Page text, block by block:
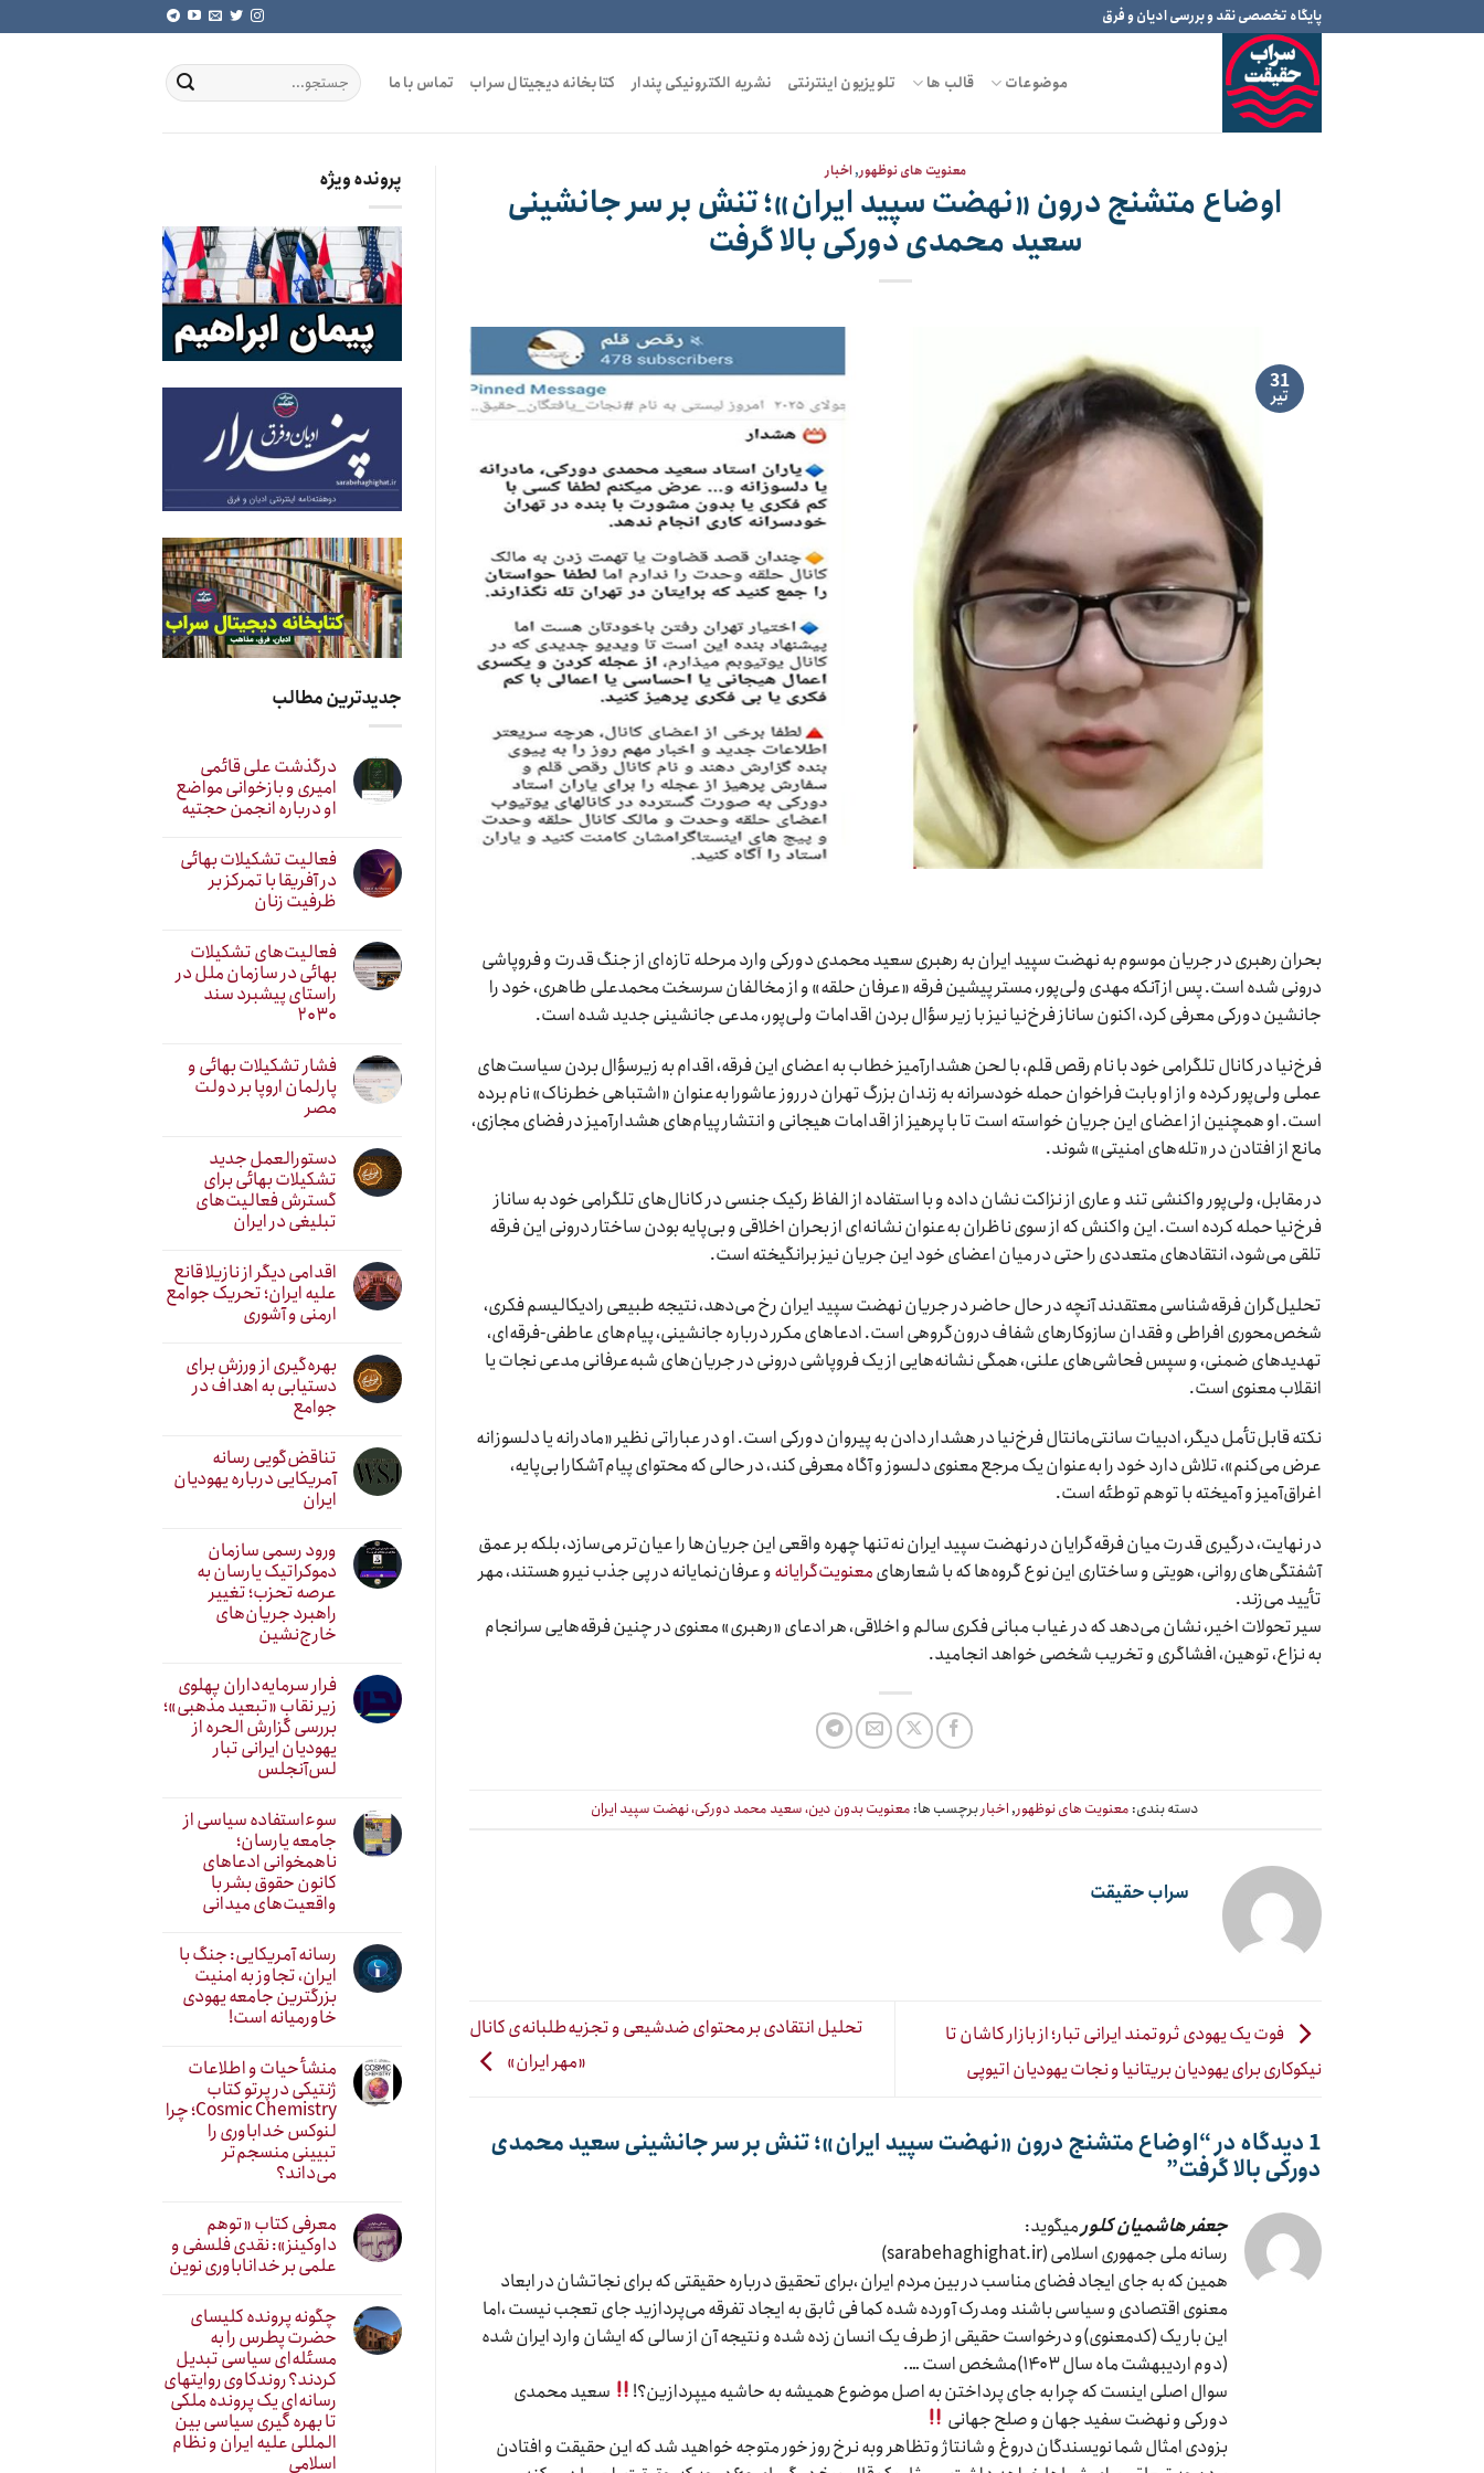
to
پایگاه تخصصی نقد و بررسی ادیان و فرق
موضوعات قالب ها تلویزیون اینترنتی نشریه الکترونیکی پندار کتابخانه دیجیتال سراب تماس با ما
معنویت های نوظهور,اخبار
اوضاع متشنج درون «نهضت سپید ایران»؛ تنش بر سر جانشینی
سعید محمدی دورکی بالا گرفت
31
تیر
بحران رهبری در جریان موسوم به نهضت سپید ایران به رهبری سعید محمدی دورکی وارد مرحله تازه‌ای از جنگ قدرت و فروپاشی
درونی شده است. پس از آنکه مهدی ولی‌پور، مستر پیشین فرقه «عرفان حلقه» و از مخالفان سرسخت محمدعلی طاهری، خود را
جانشین دورکی معرفی کرد، اکنون ساناز فرخ‌نیا نیز با زیر سؤال بردن اقدامات ولی‌پور، مدعی جانشینی جدید شده است.
فرخ‌نیا در کانال تلگرامی خود با نام رقص قلم، با لحن هشدارآمیز خطاب به اعضای این فرقه، اقدام به زیرسؤال بردن سیاست‌های
عملی ولی‌پور کرده و از او بابت فراخوان حمله خودسرانه به زندان بزرگ تهران در روز عاشورا به‌عنوان «اشتباهی خطرناک» نام برده
است. او همچنین از اعضای این جریان خواسته است تا با پرهیز از اقدامات هیجانی و انتشار پیام‌های هشدارآمیز در فضای مجازی،
مانع از افتادن در «تله‌های امنیتی» شوند.
در مقابل، ولی‌پور واکنشی تند و عاری از نزاکت نشان داده و با استفاده از الفاظ رکیک جنسی در کانال‌های تلگرامی خود به ساناز
فرخ‌نیا حمله کرده است. این واکنش که از سوی ناظران به‌عنوان نشانه‌ای از بحران اخلاقی و بی‌پایه بودن ساختار درونی این فرقه
تلقی می‌شود، انتقادهای متعددی را حتی در میان اعضای خود این جریان نیز برانگیخته است.
تحلیل‌گران فرقه‌شناسی معتقدند آنچه در حال حاضر در جریان نهضت سپید ایران رخ می‌دهد، نتیجه طبیعی رادیکالیسم فکری،
شخص‌محوری افراطی و فقدان سازوکارهای شفاف درون‌گروهی است. ادعاهای مکرر درباره جانشینی، پیام‌های عاطفی-فرقه‌ای،
تهدیدهای ضمنی، و سپس فحاشی‌های علنی، همگی نشانه‌هایی از یک فروپاشی درونی در جریان‌های شبه‌عرفانی مدعی نجات یا
انقلاب معنوی است.
نکته قابل‌تأمل دیگر، ادبیات سانتی‌مانتال فرخ‌نیا در هشدار دادن به پیروان دورکی است. او در عباراتی نظیر «مادرانه یا دلسوزانه
عرض می‌کنم»، تلاش دارد خود را به‌عنوان یک مرجع معنوی دلسوز و آگاه معرفی کند، در حالی که محتوای پیام آشکارا بی‌پایه،
اغراق‌آمیز و آمیخته با توهم توطئه است.
در نهایت، درگیری قدرت میان فرقه‌گرایان در نهضت سپید ایران نه‌تنها چهره واقعی این جریان‌ها را عیان‌تر می‌سازد، بلکه بر عمق
آشفتگی‌های روانی، هویتی و ساختاری این نوع گروه‌ها که با شعارهایمعنویت‌گرایانهو عرفان‌نمایانه در پی جذب نیرو هستند، مهر
تأیید می‌زند.
سیر تحولات اخیر، نشان می‌دهد که در غیاب مبانی فکری سالم و اخلاقی، هر ادعای «رهبری» معنوی در چنین فرقه‌هایی سرانجام
به نزاع، توهین، افشاگری و تخریب شخصی خواهد انجامید.
دسته بندی: معنویت های نوظهور,اخباربرچسب ها: معنویت بدون دین، سعید محمد دورکی، نهضت سپید ایران
سراب حقیقت
فوت یک یهودی ثروتمند ایرانی تبار؛ از بازار کاشان تا
نیکوکاری برای یهودیان بریتانیا و نجات یهودیان اتیوپی
تحلیل انتقادی بر محتوای ضدشیعی و تجزیه‌طلبانه‌ی کانال
«مهر ایران»
1 دیدگاه در “ اوضاع متشنج درون «نهضت سپید ایران»؛ تنش بر سر جانشینی سعید محمدی
دورکی بالا گرفت”
جعفر هاشمیان کلورمیگوید:
رسانه ملی جمهوری اسلامی (sarabehaghighat.ir)
همین که به جای ایجاد فضای مناسب در بین مردم ایران ،برای تحقیق درباره حقیقتی که برای نجاتشان در ابعاد
معنوی اقتصادی و سیاسی باشند ومدرک آورده شده کما فی ثابق به ایجاد تفرقه می‌پردازید جای تعجب نیست ،اما
این بار یک (کدمعنوی)و درخواست حقیقی از طرف یک انسان زده شده و نتیجه آن از سالی که ایشان وارد ایران شده
(دوم اردیبهشت ماه سال ۱۴۰۳)مشخص است ….
سوال اصلی اینست که چرا به جای پرداختن به اصل موضوع همیشه به حاشیه میپردازین؟!
سعید محمدی
دورکی و نهضت سفید جهان و صلح جهانی
بزودی امثال شما نویسندگان دروغ و شانتاژ وتظاهر وبه نرخ روز خور متوجه خواهید شد که این حقیقت و افتادن
پرونده ویژه
جدیدترین مطالب
درگذشت علی قائمی
امیری و بازخوانی مواضع
او درباره انجمن حجتیه
فعالیت تشکیلات بهائی
در آفریقا با تمرکز بر
ظرفیت زنان
فعالیت‌های تشکیلات
بهائی در سازمان ملل در
راستای پیشبرد سند
۲۰۳۰
فشار تشکیلات بهائی و
پارلمان اروپا بر دولت
مصر
دستورالعمل جدید
تشکیلات بهائی برای
گسترش فعالیت‌های
تبلیغی در ایران
اقدامی دیگر از نازیلا قانع
علیه ایران؛ تحریک جوامع
ارمنی و آشوری
بهره‌گیری از ورزش برای
دستیابی به اهداف در
جوامع
تناقض‌گویی رسانه
آمریکایی درباره یهودیان
ایران
ورود رسمی سازمان
دموکراتیک یارسان به
عرصه تحزب؛ تغییر
راهبرد جریان‌های
خارج‌نشین
فرار سرمایه‌داران پهلوی
زیر نقابِ «تبعید مذهبی»؛
بررسی گزارش الحره از
یهودیان ایرانی تبار
لس‌آنجلس
سوءاستفاده سیاسی از
جامعه یارسان؛
ناهمخوانی ادعاهای
کانون حقوق بشر با
واقعیت‌های میدانی
رسانه آمریکایی: جنگ با
ایران، تجاوز به امنیت
بزرگترین جامعه یهودی
خاورمیانه است!
منشأ حیات و اطلاعات
ژنتیکی در پرتو کتاب
Cosmic Chemistry؛ چرا
لنوکس خداباوری را
تبیینی منسجم‌تر
می‌داند؟
معرفی کتاب «توهم
داوکینز»: نقدی فلسفی و
علمی بر خداناباوری نوین
چگونه پرونده کلیسای
حضرت پطرس را به
مسئله‌ای سیاسی تبدیل
کردند؟ روندکاوی روایتهای
رسانه‌ایِ یک پرونده ملکی
تا بهره گیری سیاسی بین
المللی علیه ایران و نظام
اسلامی